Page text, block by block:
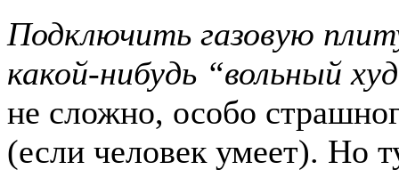
Подключить газовую
какой-нибудь “вольный
не сложно, особо
(если человек умеет). Но